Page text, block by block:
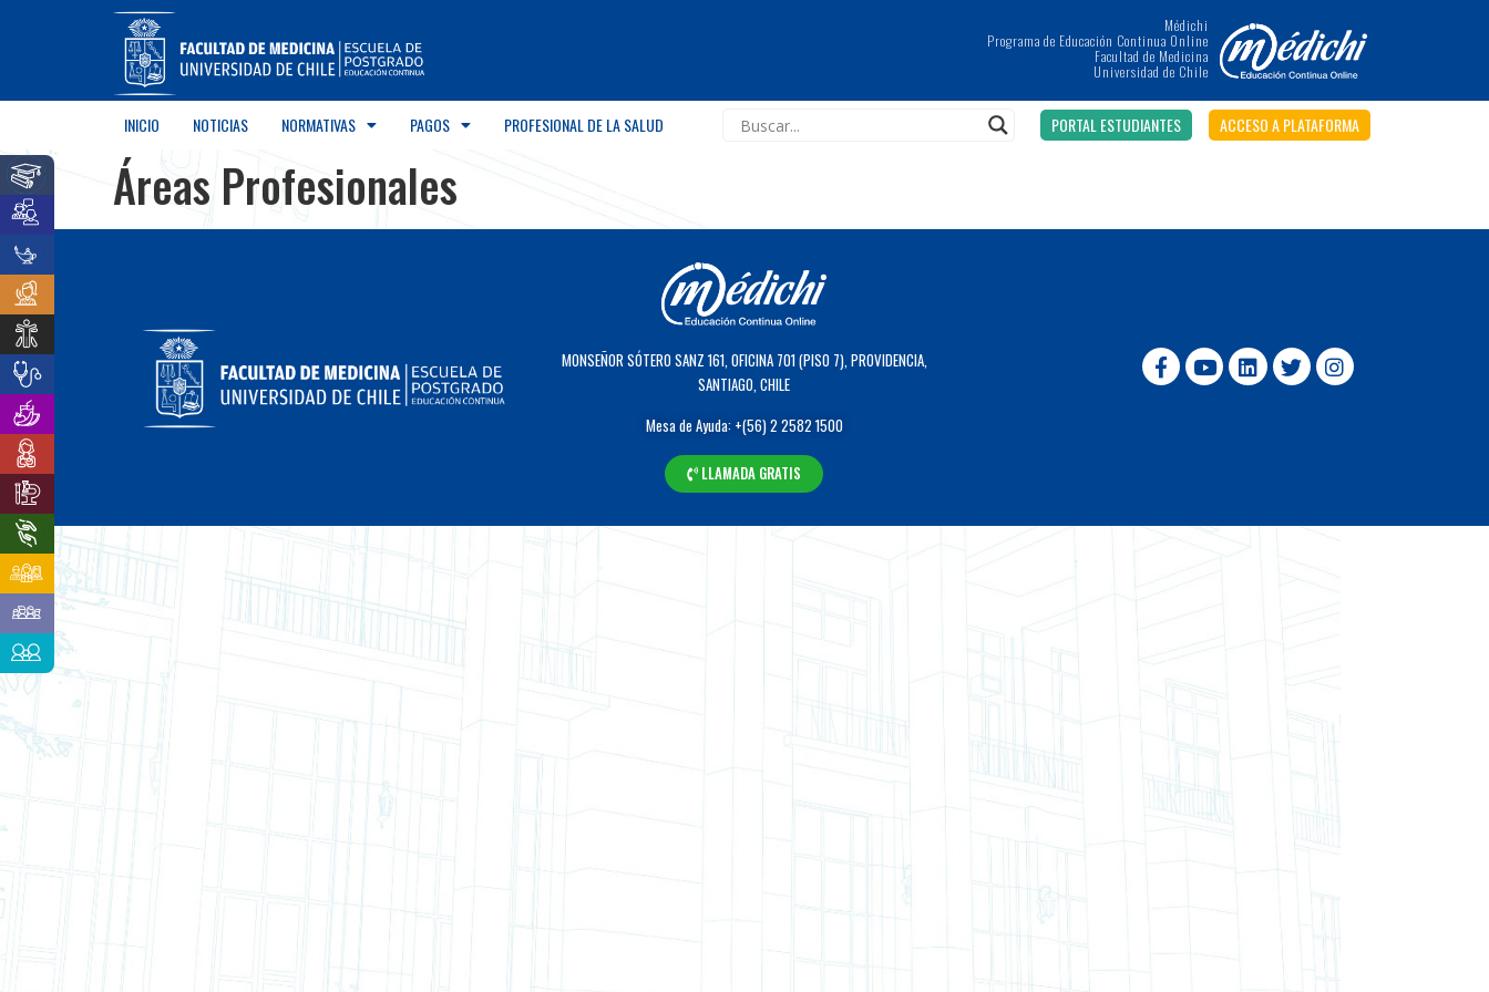
Médichi
Programa de Educación Continua Online
Facultad de Medicina
Universidad de Chile
INICIO NOTICIAS NORMATIVAS PAGOS PROFESIONAL DE LA SALUD PORTAL ESTUDIANTES ACCESO A PLATAFORMA
Áreas Profesionales
MONSEÑOR SÓTERO SANZ 161, OFICINA 701 (PISO 7), PROVIDENCIA,
SANTIAGO, CHILE
Mesa de Ayuda: +(56) 2 2582 1500
LLAMADA GRATIS